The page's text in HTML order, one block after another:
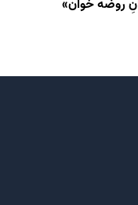
روضه خوان»